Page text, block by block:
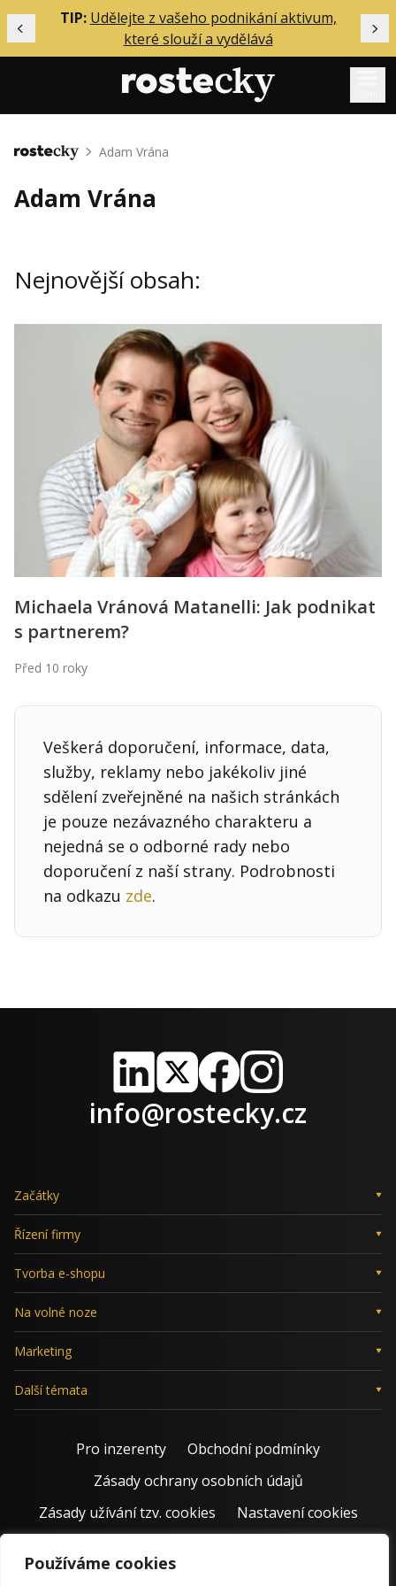
Používáme cookies
Předchozí
TIP: Udělejte z vašeho podnikání aktivum,
které slouží a vydělává
Mentoring
Solo
Inzerce
Přihlášení
Obchodní podmínky
Hledaná fráze Hledat
Domů Adam Vrána
Adam Vrána
Nejnovější obsah:
Michaela Vránová Matanelli: Jak podnikat
s partnerem?
Před 10 roky
Veškerá doporučení, informace, data,
služby, reklamy nebo jakékoliv jiné
sdělení zveřejněné na našich stránkách
je pouze nezávazného charakteru a
nejedná se o odborné rady nebo
doporučení z naší strany. Podrobnosti
na odkazu zde.
LinkedIn
X FacebookInstagram
info@rostecky.cz
Začátky
Řízení firmy
Tvorba e-shopu
Na volné noze
Marketing
Další témata
Pro inzerenty
Obchodní podmínky
Zásady ochrany osobních údajů
Zásady užívání tzv. cookies
Nastavení cookies